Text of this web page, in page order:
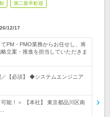
第二新卒歓迎
12/17
PM・PMO業務からお任せし、将
立案・推進を担当していただきま
【必須】 ◆システムエンジニア
能！＞ 【本社】 東京都品川区南